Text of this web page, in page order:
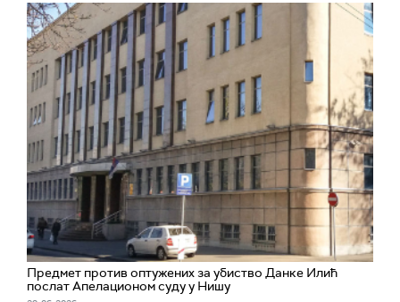
Предмет против оптужених за убиство Данке Илић
послат Апелационом суду у Нишу